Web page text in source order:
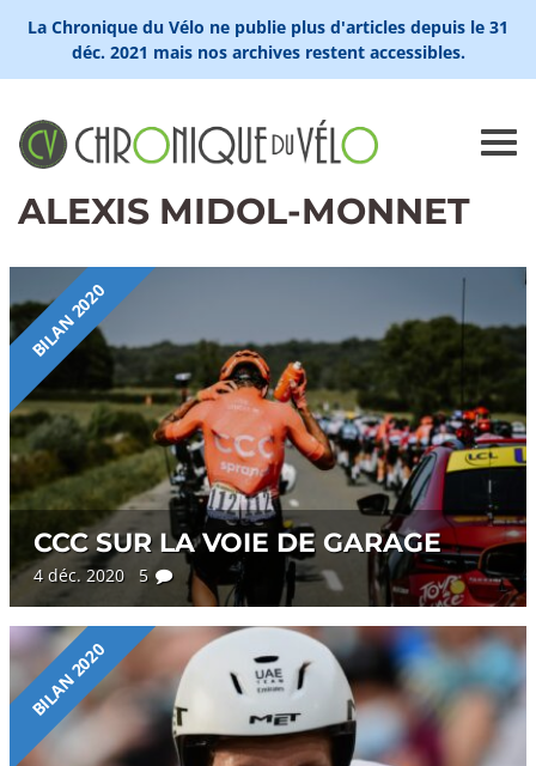
La Chronique du Vélo ne publie plus d'articles depuis le 31
déc. 2021 mais nos archives restent accessibles.
ALEXIS MIDOL-MONNET
BILAN 2020
CCC SUR LA VOIE DE GARAGE
4 déc. 2020 5
BILAN 2020